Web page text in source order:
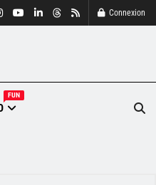
Connexion
FUN